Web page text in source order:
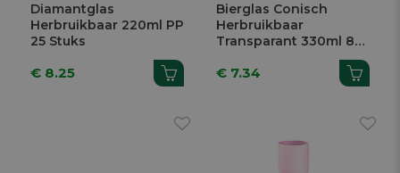
Diamantglas
Herbruikbaar 220ml PP
25 Stuks
€ 8.25
Bierglas Conisch
Herbruikbaar
Transparant 330ml 8
€ 7.34